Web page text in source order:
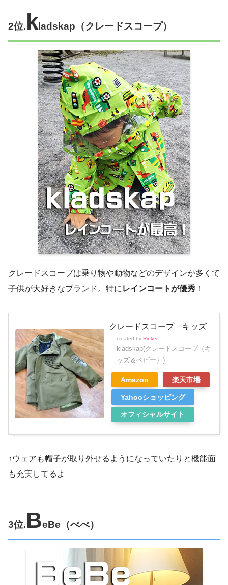
2位.k ladskap（クレードスコープ）
クレードスコープは乗り物や動物などのデザインが多くて
子供が大好きなブランド。特に レインコートが優秀 ！
クレードスコープ キッズ
created by Rinker
kladskap(クレードスコープ（キ
ッズ＆ベビー）)
Amazon 楽天市場
Yahooショッピング
オフィシャルサイト
↑ウェアも帽子が取り外せるようになっていたりと機能面
も充実してるよ
3位.BeBe （べべ）